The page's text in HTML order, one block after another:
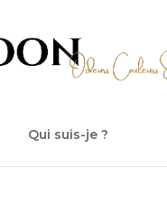
Qui suis-je ?